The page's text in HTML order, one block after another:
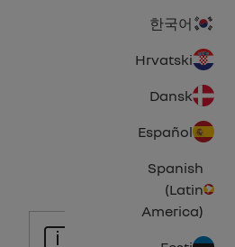
한국어
Hrvatski
Dansk
Español
Spanish
(Latin
America)